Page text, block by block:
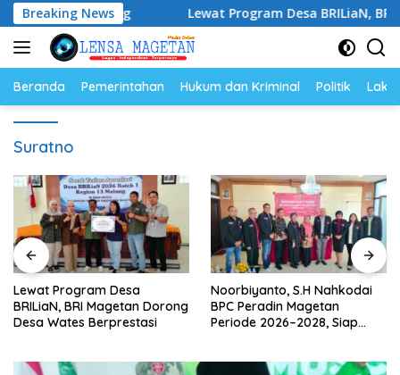
Langsung
ke
konten
Breaking News
Berpulang Lewat Program Desa BRILiaN, BRI
Beranda Pemerintahan Hukum dan Kriminal Politik
Suratno
Lewat Program Desa
BRILiaN, BRI Magetan Dorong
Desa Wates Berprestasi
Noorbiyanto, S.H Nahkodai
BPC Peradin Magetan
Periode 2026–2028, Siap